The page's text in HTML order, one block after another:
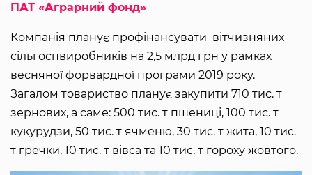
ПАТ «Аграрний фонд»
Компанія планує профінансувати вітчизняних
сільгоспвиробників на 2,5 млрд грн у рамках
весняної форвардної програми 2019 року.
Загалом товариство планує закупити 710 тис. т
зернових, а саме: 500 тис. т пшениці, 100 тис. т
кукурудзи, 50 тис. т ячменю, 30 тис. т жита, 10 тис.
т гречки, 10 тис. т вівса та 10 тис. т гороху жовтого.